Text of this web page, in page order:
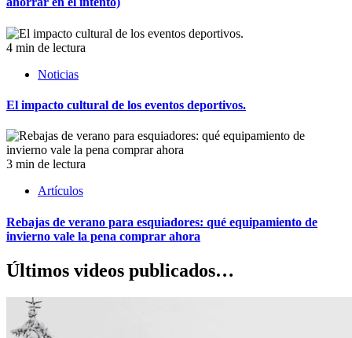
4 min de lectura
Noticias
El impacto cultural de los eventos deportivos.
3 min de lectura
Artículos
Rebajas de verano para esquiadores: qué equipamiento de
invierno vale la pena comprar ahora
Últimos videos publicados…